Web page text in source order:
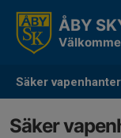
Säker
ÅBY
Säker